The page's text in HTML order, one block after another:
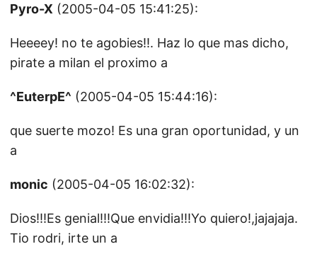
Pyro-X (2005-04-05 15:41:25):
Heeeey! no te agobies!!. Haz lo que mas dicho,
pirate a milan el proximo a
^EuterpE^ (2005-04-05 15:44:16):
que suerte mozo! Es una gran oportunidad, y un
a
monic (2005-04-05 16:02:32):
Dios!!!Es genial!!!Que envidia!!!Yo quiero!,jajajaja.
Tio rodri, irte un a